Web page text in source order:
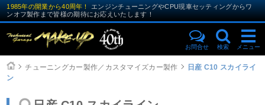
1985年の開業から40周年！
エンジンチューニングやCPU現車セッティングからワ
ンオフ製作まで皆様の期待にお応えいたします！
お問合せ 検索 メニュー
チューニングカー製作／カスタマイズカー製作
日産 C10 スカイライ
ン